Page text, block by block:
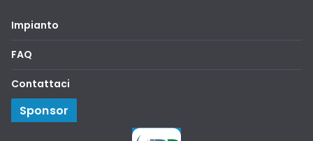
Impianto
FAQ
Contattaci
Sponsor